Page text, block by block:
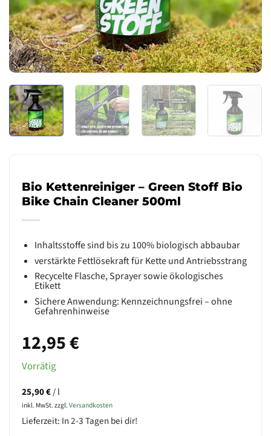
Bio Kettenreiniger – Green Stoff Bio
Bike Chain Cleaner 500ml
Inhaltsstoffe sind bis zu 100% biologisch abbaubar
verstärkte Fettlösekraft für Kette und Antriebsstrang
Recycelte Flasche, Sprayer sowie ökologisches
Etikett
Sichere Anwendung: Kennzeichnungsfrei – ohne
Gefahrenhinweise
12,95€
Vorrätig
25,90€/l
inkl. MwSt.zzgl.Versandkosten
Lieferzeit: In 2-3 Tagen bei dir!